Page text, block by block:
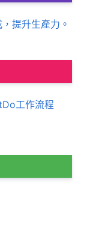
提升生產力。
工作流程